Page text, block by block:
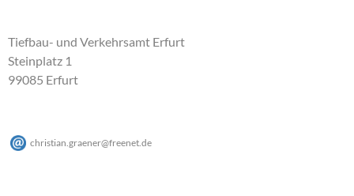
Tiefbau- und Verkehrsamt Erfurt
Steinplatz 1
99085 Erfurt
christian.graener@freenet de